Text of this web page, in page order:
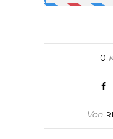
0
Von